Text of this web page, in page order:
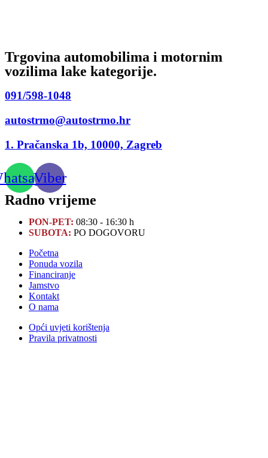
Trgovina automobilima i motornim
vozilima lake kategorije.
091/598-1048
autostrmo@autostrmo.hr
1. Pračanska 1b, 10000, Zagreb
Viber
Radno vrijeme
PON-PET: 08:30 - 16:30 h
SUBOTA: PO DOGOVORU
Početna
Ponuda vozila
Financiranje
Jamstvo
Kontakt
O nama
Opći uvjeti korištenja
Pravila privatnosti